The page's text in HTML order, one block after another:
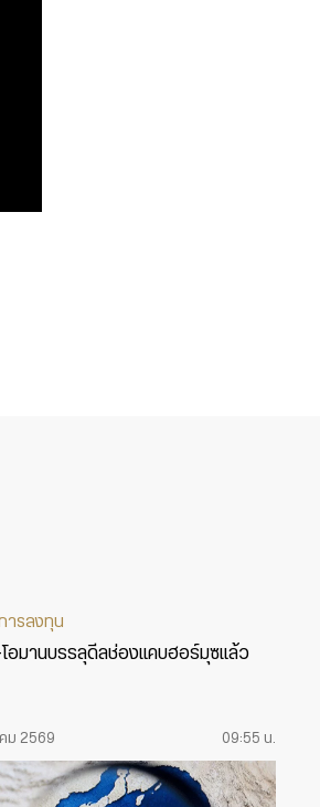
ารลงทุน
อมานบรรลุดีลช่องแคบฮอร์มุซแล้ว
ม 2569 09:55 น.